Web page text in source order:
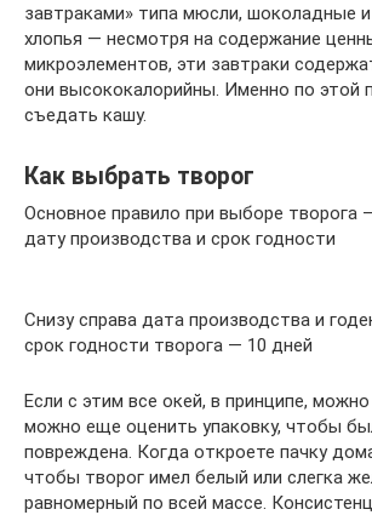
завтраками» типа мюсли, шоколадные и
хлопья — несмотря на содержание
микроэлементов, эти завтраки
они высококалорийны. Именно по этой
съедать кашу.
Как выбрать творог
Основное правило при выборе творога
дату производства и срок годности
Снизу справа дата производства и
срок годности творога — 10 дней
Если с этим все окей, в принципе,
можно еще оценить упаковку, чтобы
повреждена. Когда откроете пачку
чтобы творог имел белый или слегка
равномерный по всей массе.